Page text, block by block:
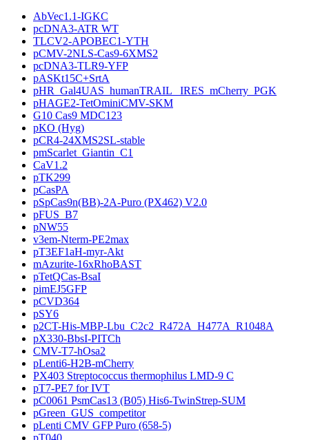
AbVec1.1-IGKC
pcDNA3-ATR WT
TLCV2-APOBEC1-YTH
pCMV-2NLS-Cas9-6XMS2
pcDNA3-TLR9-YFP
pASKt15C+SrtA
pHR_Gal4UAS_humanTRAIL _IRES_mCherry_PGK
pHAGE2-TetOminiCMV-SKM
G10 Cas9 MDC123
pKO (Hyg)
pCR4-24XMS2SL-stable
pmScarlet_Giantin_C1
CaV1.2
pTK299
pCasPA
pSpCas9n(BB)-2A-Puro (PX462) V2.0
pFUS_B7
pNW55
v3em-Nterm-PE2max
pT3EF1aH-myr-Akt
mAzurite-16xRhoBAST
pTetQCas-BsaI
pimEJ5GFP
pCVD364
pSY6
p2CT-His-MBP-Lbu_C2c2_R472A_H477A_R1048A
pX330-BbsI-PITCh
CMV-T7-hOsa2
pLenti6-H2B-mCherry
PX403 Streptococcus thermophilus LMD-9 C
pT7-PE7 for IVT
pC0061 PsmCas13 (B05) His6-TwinStrep-SUM
pGreen_GUS_competitor
pLenti CMV GFP Puro (658-5)